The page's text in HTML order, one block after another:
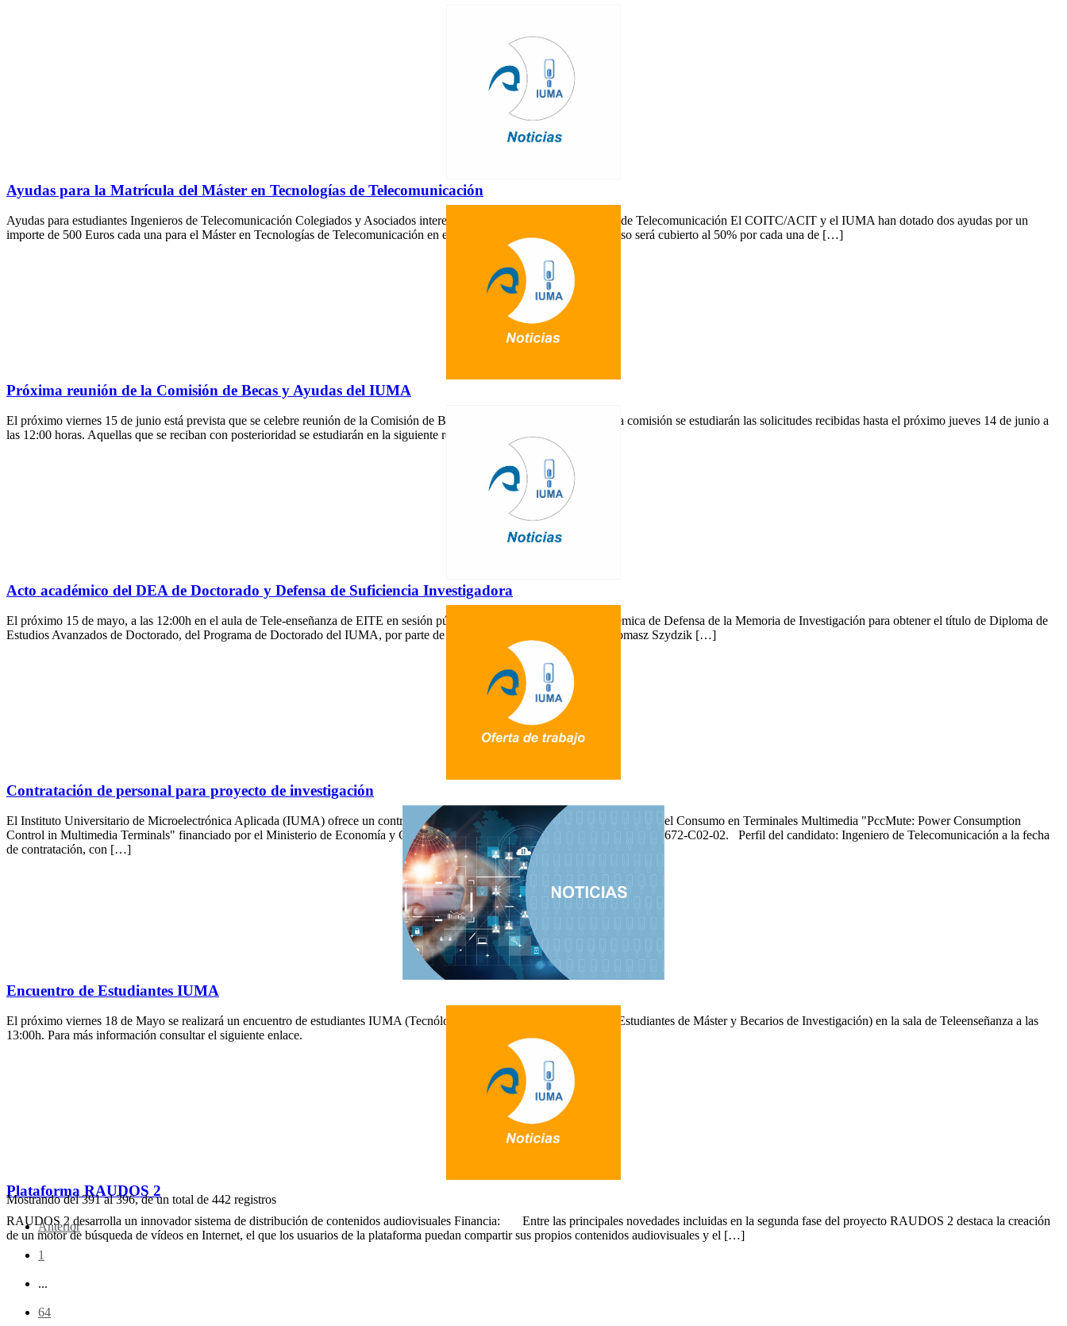
Ayudas para la Matrícula del Máster en Tecnologías de Telecomunicación
Ayudas para estudiantes Ingenieros de Telecomunicación Colegiados y Asociados interesados en el Máster en Tecnologías de Telecomunicación El COITC/ACIT y el IUMA han dotado dos ayudas por un
importe de 500 Euros cada una para el Máster en Tecnologías de Telecomunicación en el curso 2013-2014. Este compromiso será cubierto al 50% por cada una de […]
Próxima reunión de la Comisión de Becas y Ayudas del IUMA
El próximo viernes 15 de junio está prevista que se celebre reunión de la Comisión de Becas y Ayudas del IUMA. En dicha comisión se estudiarán las solicitudes recibidas hasta el próximo jueves 14 de junio a
las 12:00 horas. Aquellas que se reciban con posterioridad se estudiarán en la siguiente reunión de la comisión […]
Acto académico del DEA de Doctorado y Defensa de Suficiencia Investigadora
El próximo 15 de mayo, a las 12:00h en el aula de Tele-enseñanza de EITE en sesión pública, tendrá lugar la Sesión Académica de Defensa de la Memoria de Investigación para obtener el título de Diploma de
Estudios Avanzados de Doctorado, del Programa de Doctorado del IUMA, por parte de los doctorandos: Lucana Santos Tomasz Szydzik […]
Contratación de personal para proyecto de investigación
El Instituto Universitario de Microelectrónica Aplicada (IUMA) ofrece un contrato con cargo al proyecto de investigación Control del Consumo en Terminales Multimedia "PccMute: Power Consumption
Control in Multimedia Terminals" financiado por el Ministerio de Economía y Competitividad, Plan Nacional de I+D. TEC2009-14672-C02-02. Perfil del candidato: Ingeniero de Telecomunicación a la fecha
de contratación, con […]
Encuentro de Estudiantes IUMA
El próximo viernes 18 de Mayo se realizará un encuentro de estudiantes IUMA (Tecnólogos, Doctorandos, Proyectandos, Estudiantes de Máster y Becarios de Investigación) en la sala de Teleenseñanza a las
13:00h. Para más información consultar el siguiente enlace.
Plataforma RAUDOS 2
RAUDOS 2 desarrolla un innovador sistema de distribución de contenidos audiovisuales Financia: Entre las principales novedades incluidas en la segunda fase del proyecto RAUDOS 2 destaca la creación
de un motor de búsqueda de vídeos en Internet, el que los usuarios de la plataforma puedan compartir sus propios contenidos audiovisuales y el […]
Mostrando del391al396, de un total de 442 registros
Anterior
1
...
64